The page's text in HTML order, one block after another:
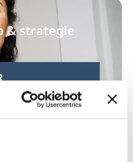
& strategie